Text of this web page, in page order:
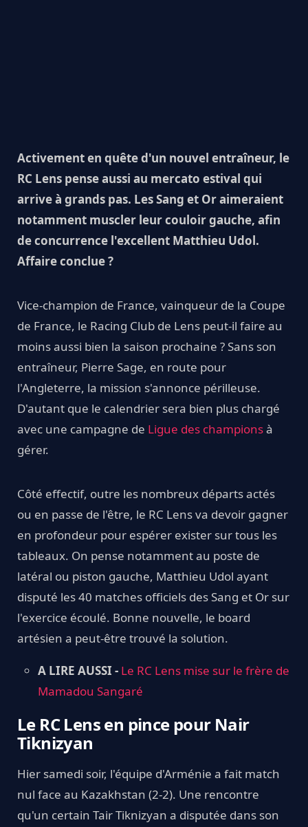
Activement en quête d'un nouvel entraîneur, le
RC Lens pense aussi au mercato estival qui
arrive à grands pas. Les Sang et Or aimeraient
notamment muscler leur couloir gauche, afin
de concurrence l'excellent Matthieu Udol.
Affaire conclue ?
Vice-champion de France, vainqueur de la Coupe
de France, le Racing Club de Lens peut-il faire au
moins aussi bien la saison prochaine ? Sans son
entraîneur, Pierre Sage, en route pour
l'Angleterre, la mission s'annonce périlleuse.
D'autant que le calendrier sera bien plus chargé
avec une campagne de Ligue des championsà
gérer.
Côté effectif, outre les nombreux départs actés
ou en passe de l'être, le RC Lens va devoir gagner
en profondeur pour espérer exister sur tous les
tableaux. On pense notamment au poste de
latéral ou piston gauche, Matthieu Udol ayant
disputé les 40 matches officiels des Sang et Or sur
l'exercice écoulé. Bonne nouvelle, le board
artésien a peut-être trouvé la solution.
A LIRE AUSSI - Le RC Lens mise sur le frère de
Mamadou Sangaré
Le RC Lens en pince pour Nair
Tiknizyan
Hier samedi soir, l'équipe d'Arménie a fait match
nul face au Kazakhstan (2-2). Une rencontre
qu'un certain Tair Tiknizyan a disputée dans son